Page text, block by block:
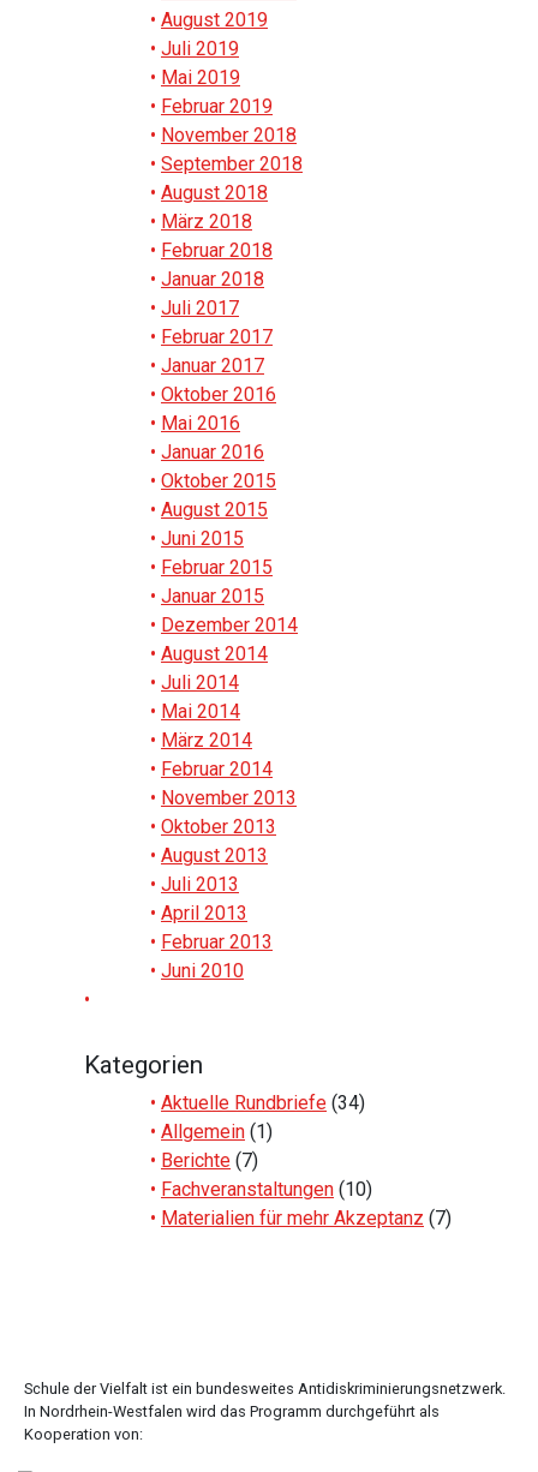
August 2019
Juli 2019
Mai 2019
Februar 2019
November 2018
September 2018
August 2018
März 2018
Februar 2018
Januar 2018
Juli 2017
Februar 2017
Januar 2017
Oktober 2016
Mai 2016
Januar 2016
Oktober 2015
August 2015
Juni 2015
Februar 2015
Januar 2015
Dezember 2014
August 2014
Juli 2014
Mai 2014
März 2014
Februar 2014
November 2013
Oktober 2013
August 2013
Juli 2013
April 2013
Februar 2013
Juni 2010
Kategorien
Aktuelle Rundbriefe (34)
Allgemein (1)
Berichte (7)
Fachveranstaltungen (10)
Materialien für mehr Akzeptanz (7)
Schule der Vielfalt ist ein bundesweites Antidiskriminierungsnetzwerk.
In Nordrhein-Westfalen wird das Programm durchgeführt als
Kooperation von: